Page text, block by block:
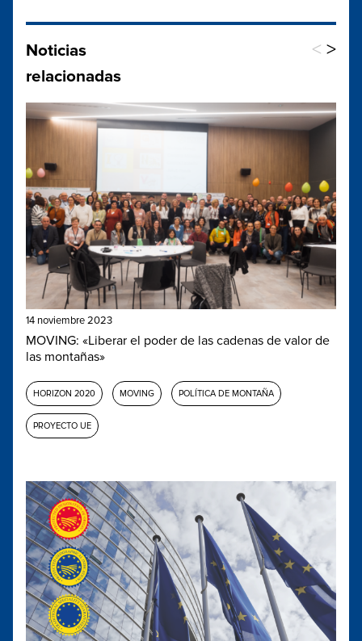
Noticias
relacionadas
< >
14 noviembre 2023
MOVING: «Liberar el poder de las cadenas de valor de
las montañas»
HORIZON 2020 MOVING POLÍTICA DE MONTAÑA
PROYECTO UE